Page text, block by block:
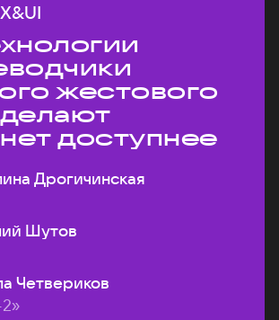
жестового
доступнее
Дрогичинская
Шутов
Четвериков